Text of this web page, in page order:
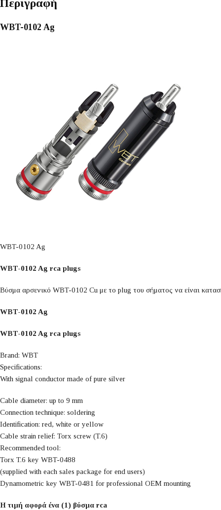
Περιγραφή
WBT-0102 Ag
WBT-0102 Ag
WBT-0102 Ag rca plugs
Βύσμα αρσενικό WBT-0102 Cu με το plug του σήματος να είναι
WBT-0102 Ag
WBT-0102 Ag rca plugs
Brand: WBT
Specifications:
With signal conductor made of pure silver
Cable diameter: up to 9 mm
Connection technique: soldering
Identification: red, white or yellow
Cable strain relief: Torx screw (T.6)
Recommended tool:
Torx T.6 key WBT-0488
(supplied with each sales package for end users)
Dynamometric key WBT-0481 for professional OEM mounting
Η τιμή αφορά ένα (1) βύσμα rca